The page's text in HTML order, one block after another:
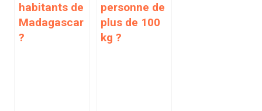
habitants de
Madagascar
?
personne de
plus de 100
kg ?